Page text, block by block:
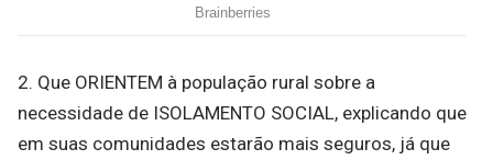
2. Que ORIENTEM à população rural sobre a
necessidade de ISOLAMENTO SOCIAL, explicando que
em suas comunidades estarão mais seguros, já que